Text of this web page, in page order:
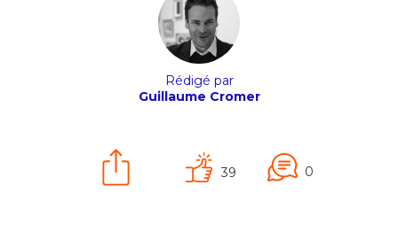
Rédigé par
Guillaume Cromer
39 0